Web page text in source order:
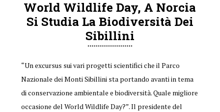
World Wildlife Day, A Norcia
Si Studia La Biodiversità Dei
Sibillini
“Un excursus sui vari progetti scientifici che il Parco
Nazionale dei Monti Sibillini sta portando avanti in tema
di conservazione ambientale e biodiversità. Quale migliore
occasione del World Wildlife Day?”. Il presidente del